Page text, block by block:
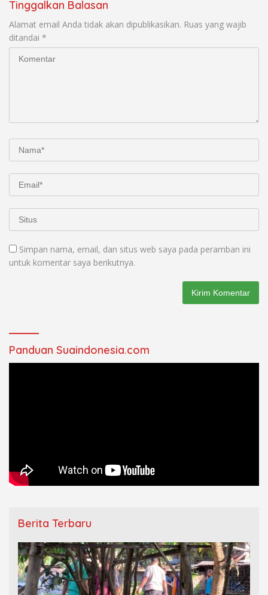
Tinggalkan Balasan
Alamat email Anda tidak akan dipublikasikan. Ruas yang wajib
ditandai *
Simpan nama, email, dan situs web saya pada peramban ini
untuk komentar saya berikutnya.
Panduan Suaindonesia.com
Berita Terbaru